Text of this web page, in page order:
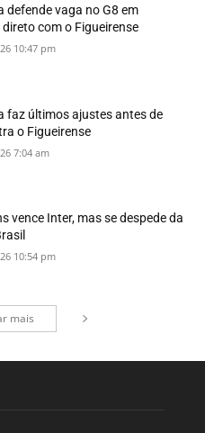
defende vaga no G8 em
com o Figueirense
10:47 pm
faz últimos ajustes antes de
o Figueirense
7:04 am
vence Inter, mas se despede da
10:54 pm
mais